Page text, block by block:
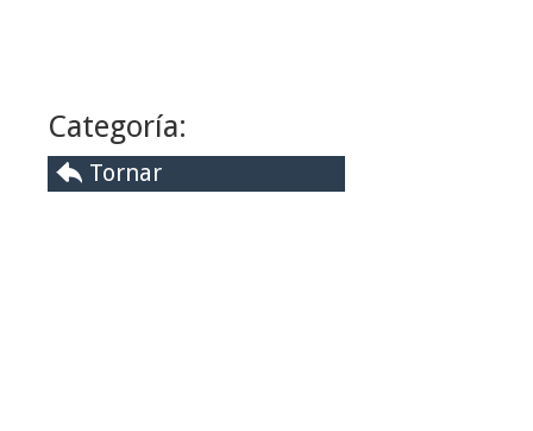
Categoría:
Tornar